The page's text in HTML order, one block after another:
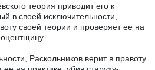
теория приводит его к
в своей исключительности,
своей теории и проверяет ее на
Раскольников верит в правоту